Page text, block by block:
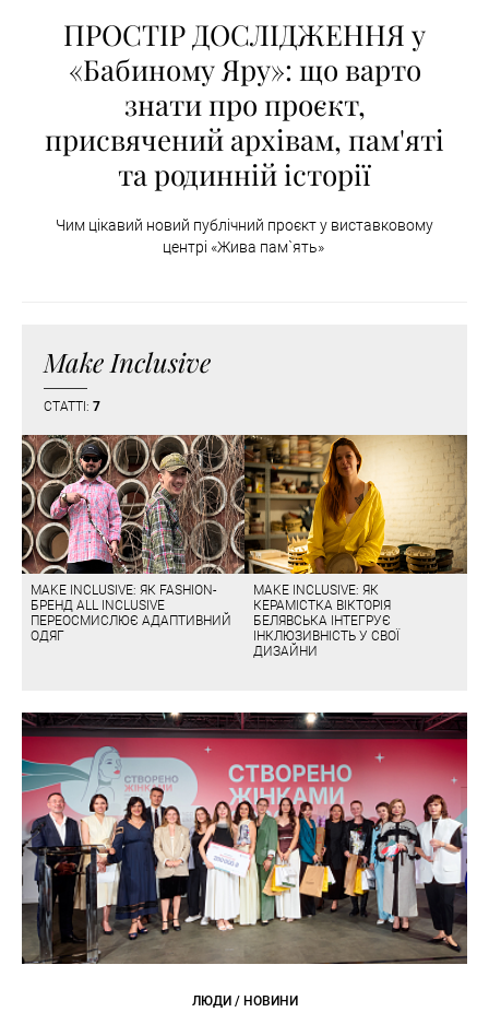
ПРОСТІР ДОСЛІДЖЕННЯ у
«Бабиному Яру»: що варто
знати про проєкт,
присвячений архівам, пам'яті
та родинній історії
Чим цікавий новий публічний проєкт у виставковому
центрі «Жива пам`ять»
Make Inclusive
СТАТТІ: 7
MAKE INCLUSIVE: ЯК FASHION-
БРЕНД ALL INCLUSIVE
ПЕРЕОСМИСЛЮЄ АДАПТИВНИЙ
ОДЯГ
MAKE INCLUSIVE: ЯК
КЕРАМІСТКА ВІКТОРІЯ
БЕЛЯВСЬКА ІНТЕГРУЄ
ІНКЛЮЗИВНІСТЬ У СВОЇ
ДИЗАЙНИ
ЛЮДИ / НОВИНИ